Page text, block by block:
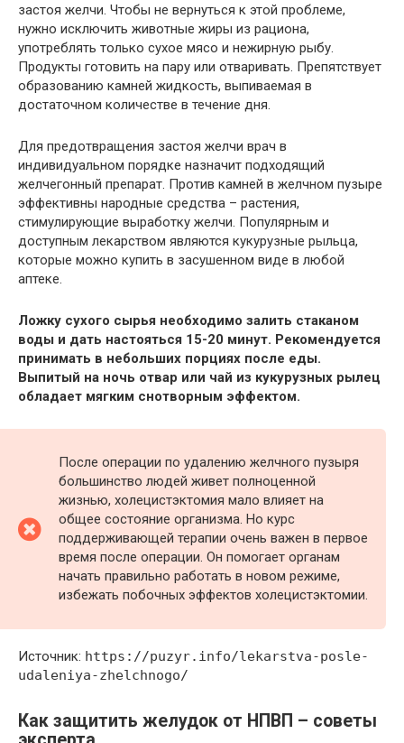
застоя желчи. Чтобы не вернуться к этой проблеме,
нужно исключить животные жиры из рациона,
употреблять только сухое мясо и нежирную рыбу.
Продукты готовить на пару или отваривать. Препятствует
образованию камней жидкость, выпиваемая в
достаточном количестве в течение дня.
Для предотвращения застоя желчи врач в
индивидуальном порядке назначит подходящий
желчегонный препарат. Против камней в желчном пузыре
эффективны народные средства – растения,
стимулирующие выработку желчи. Популярным и
доступным лекарством являются кукурузные рыльца,
которые можно купить в засушенном виде в любой
аптеке.
Ложку сухого сырья необходимо залить стаканом
воды и дать настояться 15-20 минут. Рекомендуется
принимать в небольших порциях после еды.
Выпитый на ночь отвар или чай из кукурузных рылец
обладает мягким снотворным эффектом.
После операции по удалению желчного пузыря
большинство людей живет полноценной
жизнью, холецистэктомия мало влияет на
общее состояние организма. Но курс
поддерживающей терапии очень важен в первое
время после операции. Он помогает органам
начать правильно работать в новом режиме,
избежать побочных эффектов холецистэктомии.
Источник: https://puzyr.info/lekarstva-posle-
udaleniya-zhelchnogo/
Как защитить желудок от НПВП – советы